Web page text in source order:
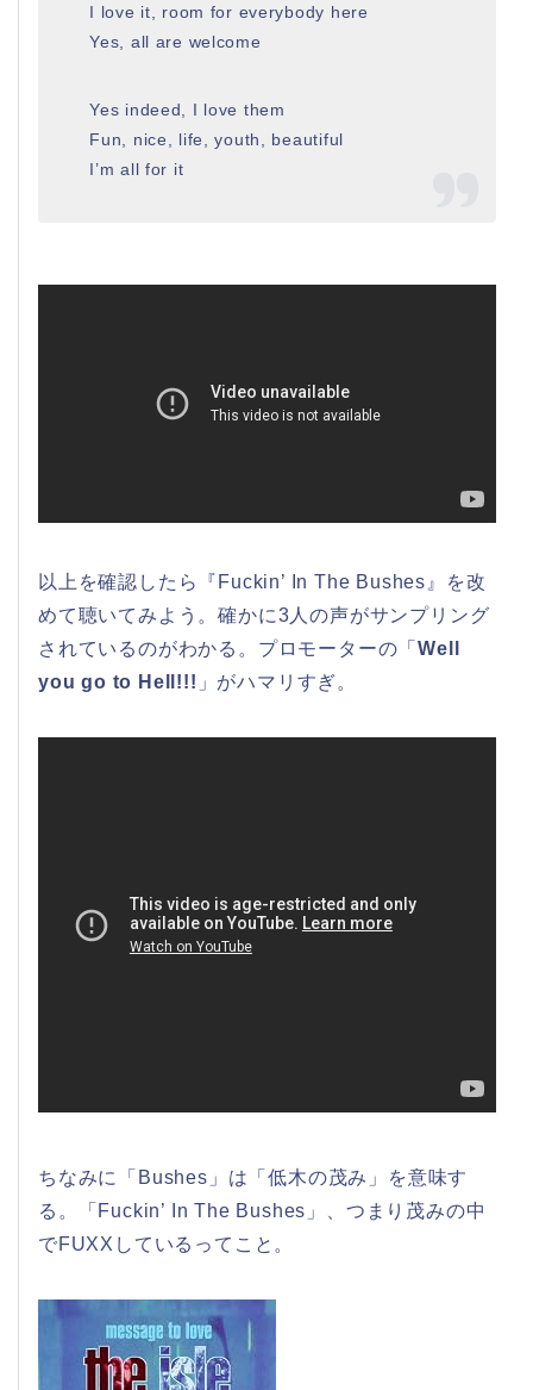
I love it, room for everybody here
Yes, all are welcome
Yes indeed, I love them
Fun, nice, life, youth, beautiful
I’m all for it
以上を確認したら『Fuckin’ In The Bushes』を改
めて聴いてみよう。確かに3人の声がサンプリング
されているのがわかる。プロモーターの「Well
you go to Hell!!! 」がハマリすぎ。
ちなみに「Bushes」は「低木の茂み」を意味す
る。「Fuckin’ In The Bushes」、つまり茂みの中
でFUXXしているってこと。